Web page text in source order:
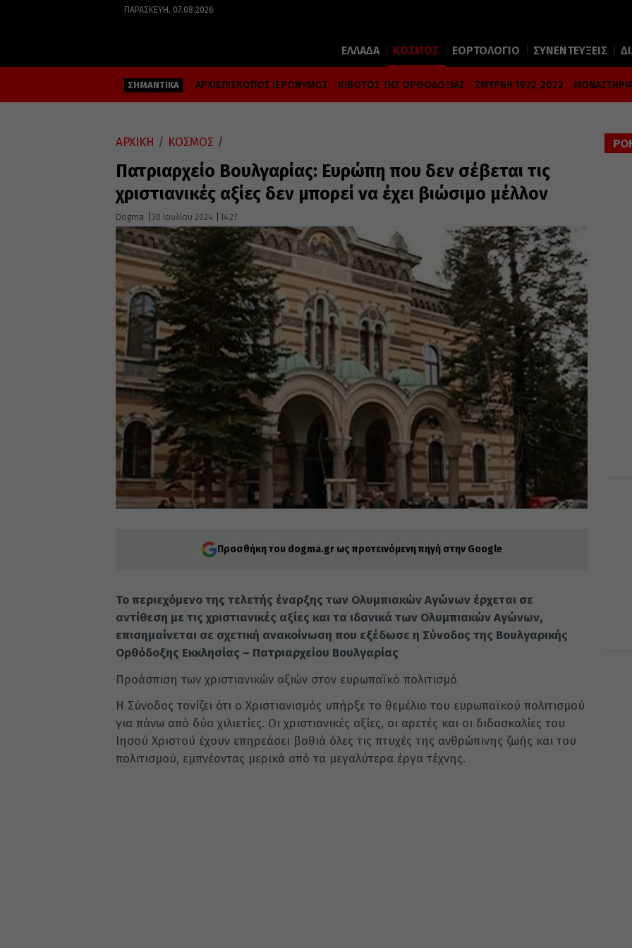
ΠΑΡΑΣΚΕΥΉ, 07.08.2026
ΕΛΛΑΔΑ ΚΟΣΜΟΣ ΕΟΡΤΟΛΟΓΙΟ ΣΥΝΕΝΤΕΥΞΕΙΣ
ΣΗΜΑΝΤΙΚΑ ΑΡΧΙΕΠΙΣΚΟΠΟΣ ΙΕΡΩΝΥΜΟΣ ΚΙΒΩΤΟΣ ΤΗΣ ΟΡΘΟΔΟΞΙΑΣ ΣΜΥΡΝΗ 1922-2022
ΑΡΧΙΚΗ / ΚΟΣΜΟΣ /
Πατριαρχείο Βουλγαρίας: Ευρώπη που δεν σέβεται τις
χριστιανικές αξίες δεν μπορεί να έχει βιώσιμο μέλλον
Dogma 30 Ιουλίου 2024 14:27
Προσθήκη του dogma.gr ως προτεινόμενη πηγή στην Google
Το περιεχόμενο της τελετής έναρξης των Ολυμπιακών Αγώνων έρχεται σε
αντίθεση με τις χριστιανικές αξίες και τα ιδανικά των Ολυμπιακών Αγώνων,
επισημαίνεται σε σχετική ανακοίνωση που εξέδωσε η Σύνοδος της Βουλγαρικής
Ορθόδοξης Εκκλησίας – Πατριαρχείου Βουλγαρίας
Προάσπιση των χριστιανικών αξιών στον ευρωπαϊκό πολιτισμό
Η Σύνοδος τονίζει ότι ο Χριστιανισμός υπήρξε το θεμέλιο του ευρωπαϊκού πολιτισμού
για πάνω από δύο χιλιετίες. Οι χριστιανικές αξίες, οι αρετές και οι διδασκαλίες του
Ιησού Χριστού έχουν επηρεάσει βαθιά όλες τις πτυχές της ανθρώπινης ζωής και του
πολιτισμού, εμπνέοντας μερικά από τα μεγαλύτερα έργα τέχνης.